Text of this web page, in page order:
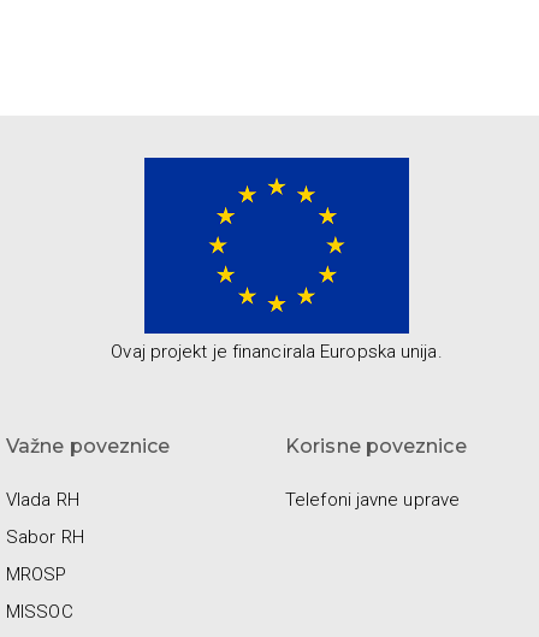
Ovaj projekt je financirala Europska unija.
Važne poveznice
Vlada RH
Sabor RH
MROSP
MISSOC
Korisne poveznice
Telefoni javne uprave